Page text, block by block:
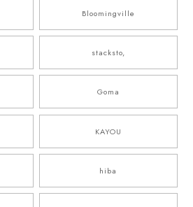
Bloomingville
stacksto,
Goma
KAYOU
hiba